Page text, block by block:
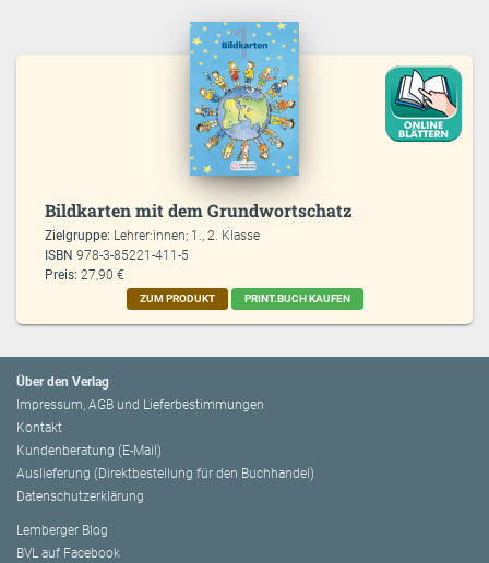
Bildkarten mit dem Grundwortschatz
Zielgruppe: Lehrer:innen; 1., 2. Klasse
ISBN978-3-85221-411-5
Preis: 27,90 €
ZUM PRODUKT PRINT.BUCH KAUFEN
Über den Verlag
Impressum, AGB und Lieferbestimmungen
Kontakt
Kundenberatung (E-Mail)
Auslieferung (Direktbestellung für den Buchhandel)
Datenschutzerklärung
Lemberger Blog
BVL auf Facebook